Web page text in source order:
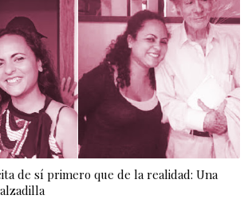
de sí primero que de la realidad: Una